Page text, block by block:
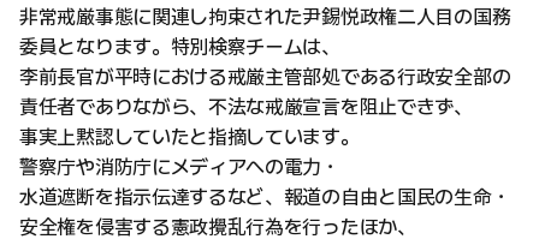
非常戒厳事態に関連し拘束された尹錫悦政権二人目の国務
委員となります。特別検察チームは、
李前長官が平時における戒厳主管部処である行政安全部の
責任者でありながら、不法な戒厳宣言を阻止できず、
事実上黙認していたと指摘しています。
警察庁や消防庁にメディアへの電力・
水道遮断を指示伝達するなど、報道の自由と国民の生命・
安全権を侵害する憲政攪乱行為を行ったほか、